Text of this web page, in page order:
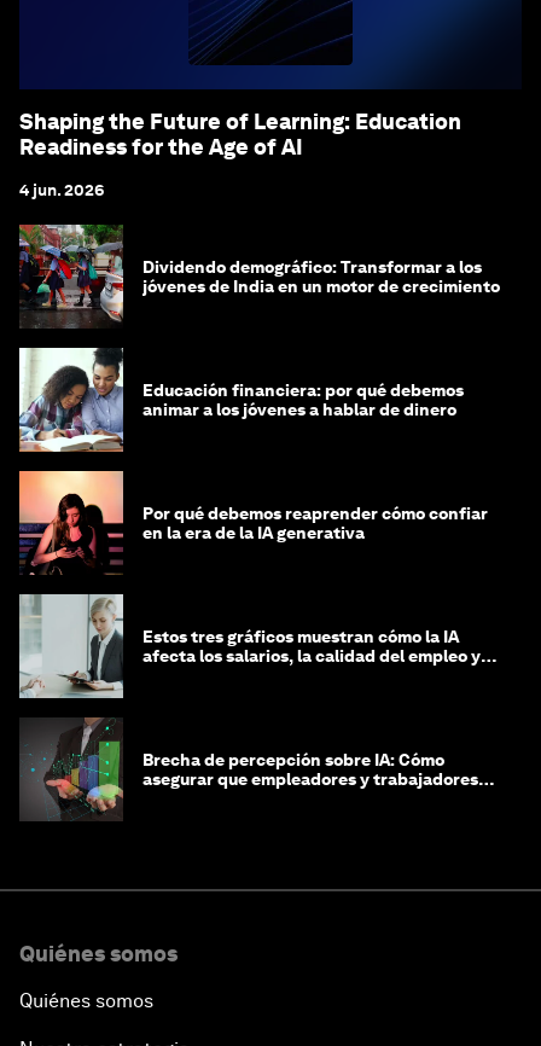
Shaping the Future of Learning: Education
Readiness for the Age of AI
4 jun. 2026
Dividendo demográfico: Transformar a los
jóvenes de India en un motor de crecimiento
Educación financiera: por qué debemos
animar a los jóvenes a hablar de dinero
Por qué debemos reaprender cómo confiar
en la era de la IA generativa
Estos tres gráficos muestran cómo la IA
afecta los salarios, la calidad del empleo y
Brecha de percepción sobre IA: Cómo
asegurar que empleadores y trabajadores
Quiénes somos
Quiénes somos